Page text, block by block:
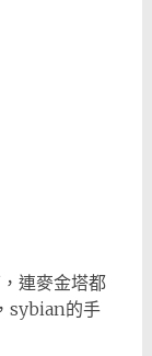
連麥金塔都
sybian的手